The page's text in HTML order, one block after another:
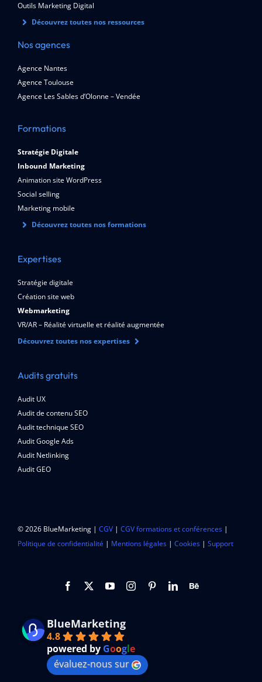
Outils Marketing Digital
Découvrez toutes nos ressources
Nos agences
Agence Nantes
Agence Toulouse
Agence Les Sables d’Olonne – Vendée
Formations
Stratégie Digitale
Inbound Marketing
Animation site WordPress
Social selling
Marketing mobile
Découvrez toutes nos formations
Expertises
Stratégie digitale
Création site web
Webmarketing
VR/AR – Réalité virtuelle et réalité augmentée
Découvrez toutes nos expertises
Audits gratuits
Audit UX
Audit de contenu SEO
Audit technique SEO
Audit Google Ads
Audit Netlinking
Audit GEO
© 2026 BlueMarketing | CGV| CGV formations et conférences|
Politique de confidentialité | Mentions légales| Cookies| Support
BlueMarketing
4.8
powered by Google
évaluez-nous sur